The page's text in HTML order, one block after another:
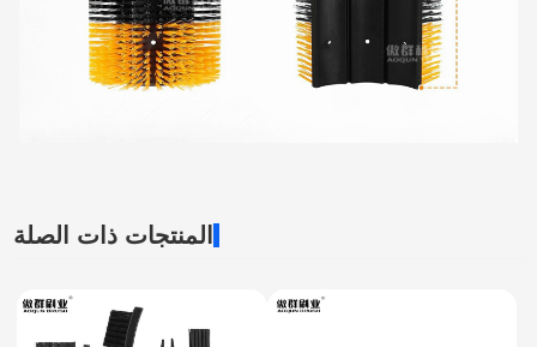
المنتجات ذات الصلة